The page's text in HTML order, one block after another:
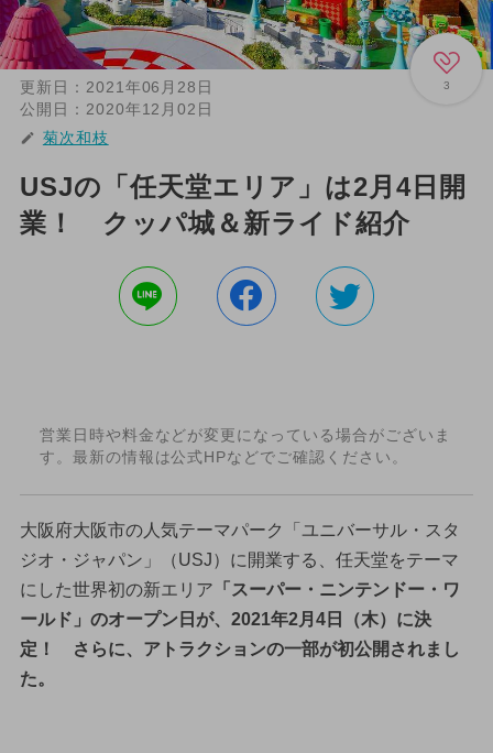
3
更新日： 2021年06月28日
公開日： 2020年12月02日
菊次和枝
USJの「任天堂エリア」は2月4日開
業！ クッパ城＆新ライド紹介
営業日時や料金などが変更になっている場合がございま
す。最新の情報は公式HPなどでご確認ください。
大阪府大阪市の人気テーマパーク「ユニバーサル・スタ
ジオ・ジャパン」（USJ）に開業する、任天堂をテーマ
にした世界初の新エリア 「スーパー・ニンテンドー・ワ
ールド」のオープン日が、2021年2月4日（木）に決
定！ さらに、アトラクションの一部が初公開されまし
た。